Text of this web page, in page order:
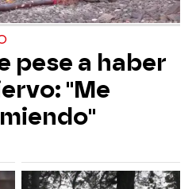
pese a haber
"Me